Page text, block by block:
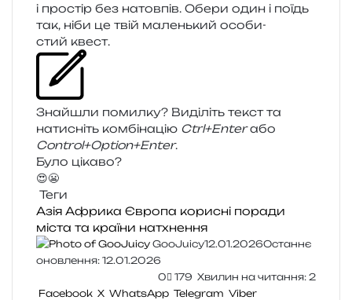
і про­стір без натов­пів. Обери один і поїдь
так, ніби це твій малень­кий осо­би­
стий квест.
Знайшли помил­ку? Виділіть текст та
нати­сніть ком­бі­на­цію Ctrl+Enterабо
Control+Option+Enter.
Було цікаво?
😍😬
Теги
Азія Африка Європа корисні поради
міста та країни натхнення
GooJuicy12.01.2026Останнє
оновлення: 12.01.2026
0
179 Хвилин на читання: 2
Facebook X WhatsApp Telegram Viber